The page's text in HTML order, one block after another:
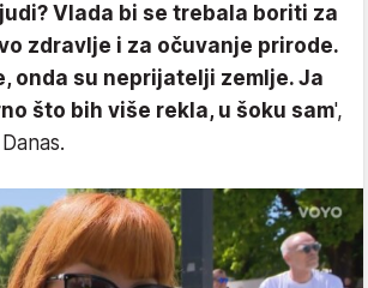
Vlada bi se trebala boriti za
zdravlje i za očuvanje prirode.
onda su neprijatelji zemlje. Ja
što bih više rekla, u šoku sam',